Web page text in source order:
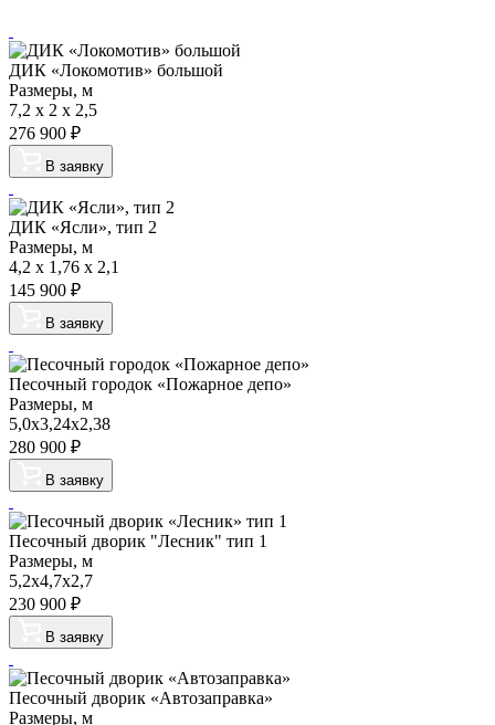
ДИК «Локомотив» большой
Размеры, м
7,2 x 2 x 2,5
276 900 ₽
В заявку
ДИК «Ясли», тип 2
Размеры, м
4,2 x 1,76 x 2,1
145 900 ₽
В заявку
Песочный городок «Пожарное депо»
Размеры, м
5,0х3,24х2,38
280 900 ₽
В заявку
Песочный дворик "Лесник" тип 1
Размеры, м
5,2х4,7х2,7
230 900 ₽
В заявку
Песочный дворик «Автозаправка»
Размеры, м